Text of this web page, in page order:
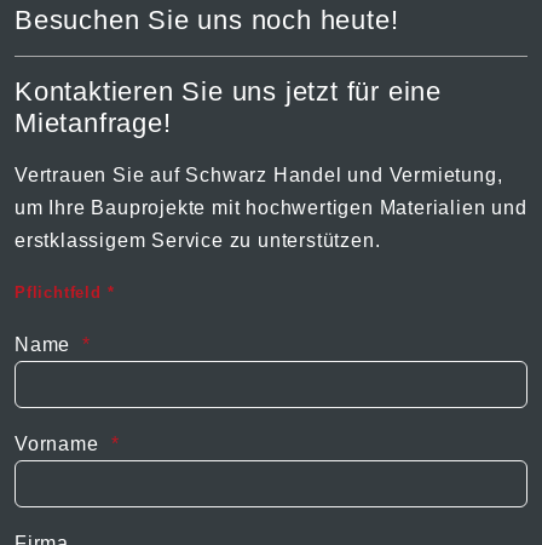
Besuchen Sie uns noch heute!
Kontaktieren Sie uns jetzt für eine
Mietanfrage!
Vertrauen Sie auf Schwarz Handel und Vermietung,
um Ihre Bauprojekte mit hochwertigen Materialien und
erstklassigem Service zu unterstützen.
Pflichtfeld *
Name
Vorname